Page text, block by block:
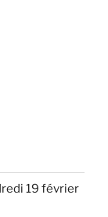
19 février